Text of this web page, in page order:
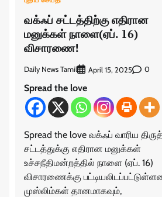
வக்ஃப் சட்டத்திற்கு எதிரான
மனுக்கள் நாளை(ஏப். 16)
விசாரணை!
Daily News Tamil April 15, 2025 0
Spread the love
Spread the love வக்ஃப் வாரிய
சட்டத்துக்கு எதிரான மனுக்கள்
உச்சநீதிமன்றத்தில் நாளை (ஏப். 16)
விசாரணைக்கு
முஸ்லிம்கள் தானமாகவும்,